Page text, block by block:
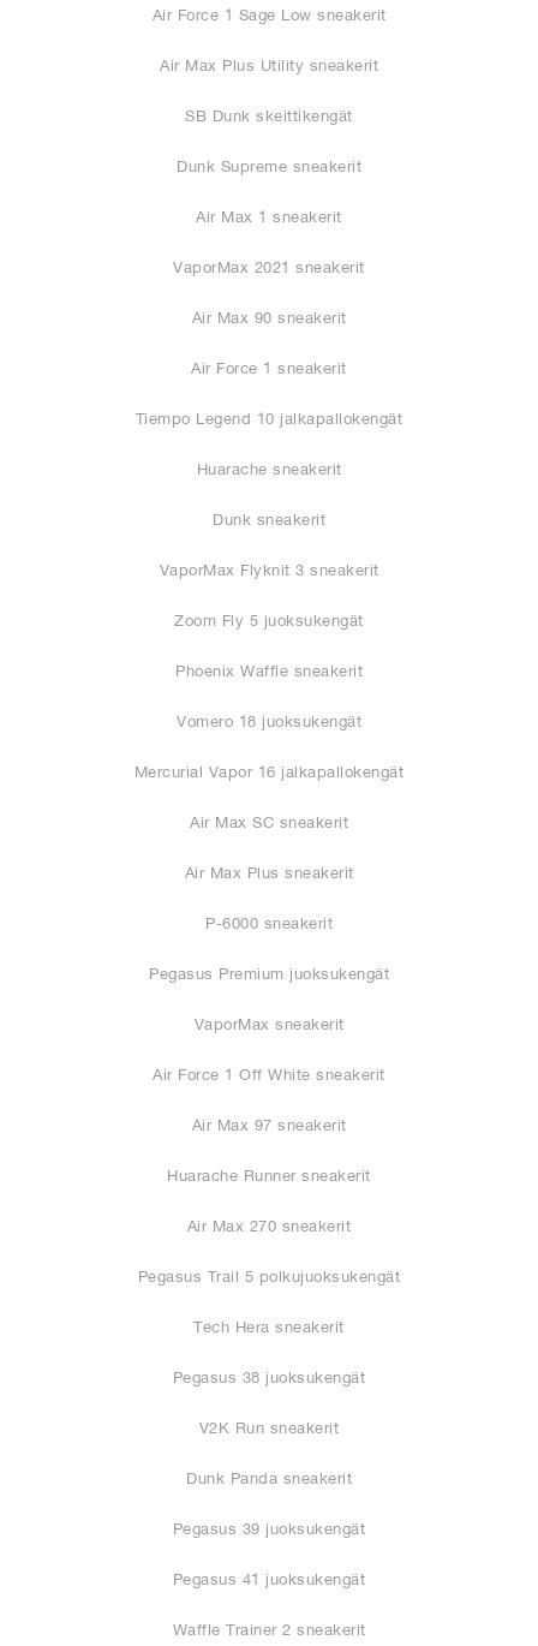
Air Force 1 Sage Low sneakerit
Air Max Plus Utility sneakerit
SB Dunk skeittikengät
Dunk Supreme sneakerit
Air Max 1 sneakerit
VaporMax 2021 sneakerit
Air Max 90 sneakerit
Air Force 1 sneakerit
Tiempo Legend 10 jalkapallokengät
Huarache sneakerit
Dunk sneakerit
VaporMax Flyknit 3 sneakerit
Zoom Fly 5 juoksukengät
Phoenix Waffle sneakerit
Vomero 18 juoksukengät
Mercurial Vapor 16 jalkapallokengät
Air Max SC sneakerit
Air Max Plus sneakerit
P-6000 sneakerit
Pegasus Premium juoksukengät
VaporMax sneakerit
Air Force 1 Off White sneakerit
Air Max 97 sneakerit
Huarache Runner sneakerit
Air Max 270 sneakerit
Pegasus Trail 5 polkujuoksukengät
Tech Hera sneakerit
Pegasus 38 juoksukengät
V2K Run sneakerit
Dunk Panda sneakerit
Pegasus 39 juoksukengät
Pegasus 41 juoksukengät
Waffle Trainer 2 sneakerit